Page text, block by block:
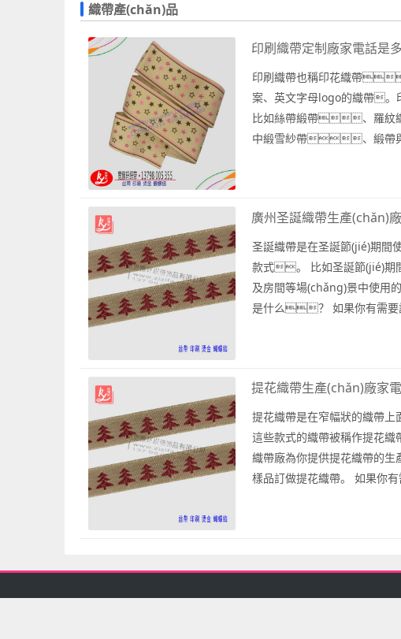
織帶產(chǎn)品
印刷織帶定制廠家電話是
印刷織帶也稱印花織帶
案、英文字母logo的織帶。
比如絲帶緞帶、羅紋
中緞雪紗帶、緞帶
廣州圣誕織帶生產(chǎn)
圣誕織帶是在圣誕節(jié)期
款式。 比如圣誕節(jié)
及房間等場(chǎng)景中使
是什么？ 如果你有需
提花織帶生產(chǎn)廠家
提花織帶是在窄幅狀的織帶
這些款式的織帶被稱作提
織帶廠為你提供提花織帶的
樣品訂做提花織帶。 如果你